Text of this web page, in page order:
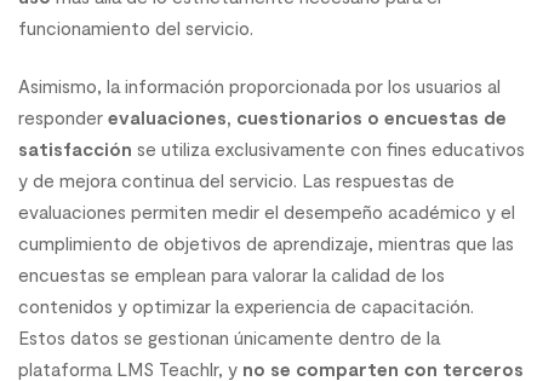
funcionamiento del servicio.
Asimismo, la información proporcionada por los usuarios al
responder evaluaciones, cuestionarios o encuestas de
satisfacción se utiliza exclusivamente con fines educativos
y de mejora continua del servicio. Las respuestas de
evaluaciones permiten medir el desempeño académico y el
cumplimiento de objetivos de aprendizaje, mientras que las
encuestas se emplean para valorar la calidad de los
contenidos y optimizar la experiencia de capacitación.
Estos datos se gestionan únicamente dentro de la
plataforma LMS Teachlr, y no se comparten con terceros